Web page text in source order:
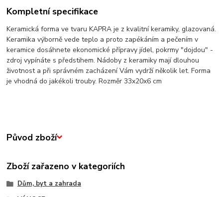
Kompletní specifikace
Keramická forma ve tvaru KAPRA je z kvalitní keramiky, glazovaná.
Keramika výborně vede teplo a proto zapékáním a pečením v
keramice dosáhnete ekonomické přípravy jídel, pokrmy "dojdou" -
zdroj vypínáte s předstihem. Nádoby z keramiky mají dlouhou
životnost a při správném zacházení Vám vydrží několik let. Forma
je vhodná do jakékoli trouby. Rozměr 33x20x6 cm
Původ zboží
Zboží zařazeno v kategoriích
Dům, byt a zahrada